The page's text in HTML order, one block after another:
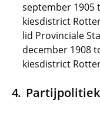
september 1905
kiesdistrict
lid Provinciale
december 1908
kiesdistrict